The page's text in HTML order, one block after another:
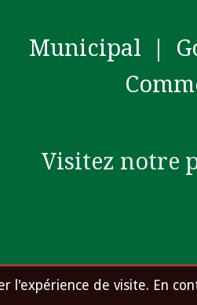
l'expérience de visite. En
Municipal |
Visitez notre
Accueil Mentions légales et